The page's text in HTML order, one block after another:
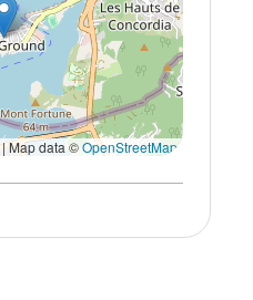
|Map data ©OpenStreetMap